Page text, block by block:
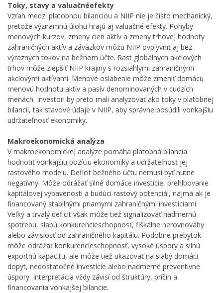
Toky, stavy a valuačnéefekty
Vzťah medzi platobnou bilanciou a NIIP nie je čisto mechanický,
pretože významnú úlohu hrajú aj valuačné efekty. Pohyby
menových kurzov, zmeny cien aktív a zmeny trhovej hodnoty
zahraničných aktív a záväzkov môžu NIIP ovplyvniť aj bez
výrazných tokov na bežnom účte. Rast globálnych akciových
trhov môže zlepšiť NIIP krajiny s rozsiahlymi zahraničnými
akciovými aktívami. Menové oslabenie môže zmeniť domácu
menovú hodnotu aktív a pasív denominovaných v cudzích
menách. Investori by preto mali analyzovať ako toky v platobnej
bilancii, tak stavové údaje v NIIP, aby správne posúdili vonkajšiu
udržateľnosť ekonomiky.
Makroekonomická analýza
V makroekonomickej analýze pomáha platobná bilancia
hodnotiť vonkajšiu pozíciu ekonomiky a udržateľnosť jej
rastového modelu. Deficit bežného účtu nemusí byť nutne
negatívny. Môže odrážať silné domáce investície, prehlbovanie
kapitálovej vybavenosti a budúci rastový potenciál, najmä ak je
financovaný stabilnými priamymi zahraničnými investíciami.
Veľký a trvalý deficit však môže tiež signalizovať nadmernú
spotrebu, slabú konkurencieschopnosť, fiškálne nerovnováhy
alebo závislosť od zahraničného kapitálu. Podobne prebytok
môže odrážať konkurencieschopnosť, vysoké úspory a silnú
exportnú kapacitu, ale môže tiež ukazovať na slabý domáci
dopyt, nedostatočné investície alebo nadmerné preventívne
úspory. Interpretácia vždy závisí od štruktúry, príčin a
financovania vonkajšej bilancie.